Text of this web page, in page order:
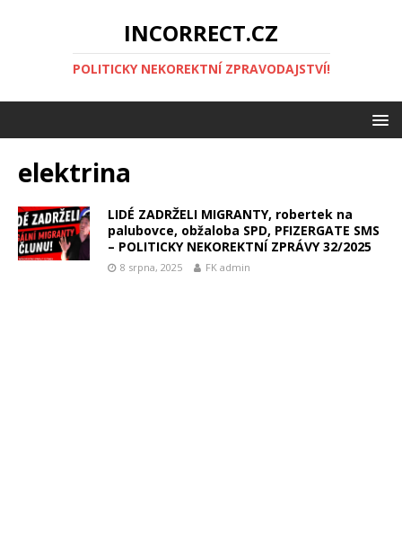
INCORRECT.CZ
POLITICKY NEKOREKTNÍ ZPRAVODAJSTVÍ!
elektrina
LIDÉ ZADRŽELI MIGRANTY, robertek na
palubovce, obžaloba SPD, PFIZERGATE SMS
– POLITICKY NEKOREKTNÍ ZPRÁVY 32/2025
8 srpna, 2025 FK admin